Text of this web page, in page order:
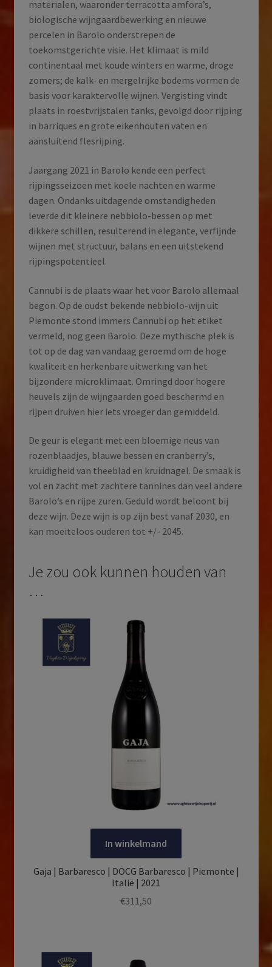
materialen, waaronder terracotta amfora’s,
biologische wijngaardbewerking en nieuwe
percelen in Barolo onderstrepen de
toekomstgerichte visie. Het klimaat is mild
continentaal met koude winters en warme, droge
zomers; de kalk- en mergelrijke bodems vormen de
basis voor karaktervolle wijnen. Vergisting vindt
plaats in roestvrijstalen tanks, gevolgd door rijping
in barriques en grote eikenhouten vaten en
aansluitend flesrijping.
Jaargang 2021 in Barolo kende een perfect
rijpingsseizoen met koele nachten en warme
dagen. Ondanks uitdagende omstandigheden
leverde dit kleinere nebbiolo-bessen op met
dikkere schillen, resulterend in elegante, verfijnde
wijnen met structuur, balans en een uitstekend
rijpingspotentieel.
Cannubi is de plaats waar het voor Barolo allemaal
begon. Op de oudst bekende nebbiolo-wijn uit
Piemonte stond immers Cannubi op het etiket
vermeld, nog geen Barolo. Deze mythische plek is
tot op de dag van vandaag geroemd om de hoge
kwaliteit en herkenbare uitwerking van het
bijzondere microklimaat. Omringd door hogere
heuvels zijn de wijngaarden goed beschermd en
rijpen druiven hier iets vroeger dan gemiddeld.
De geur is elegant met een bloemige neus van
rozenblaadjes, blauwe bessen en cranberry’s,
kruidigheid van theeblad en kruidnagel. De smaak is
vol en zacht met zachtere tannines dan veel andere
Barolo’s en rijpe zuren. Geduld wordt beloont bij
deze wijn. Deze wijn is op zijn best vanaf 2030, en
kan moeiteloos ouderen tot +/- 2045.
Je zou ook kunnen houden van
…
In winkelmand
Gaja | Barbaresco | DOCG Barbaresco | Piemonte |
Italië | 2021
€311,50